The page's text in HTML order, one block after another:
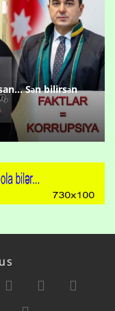
Sən bilirsən